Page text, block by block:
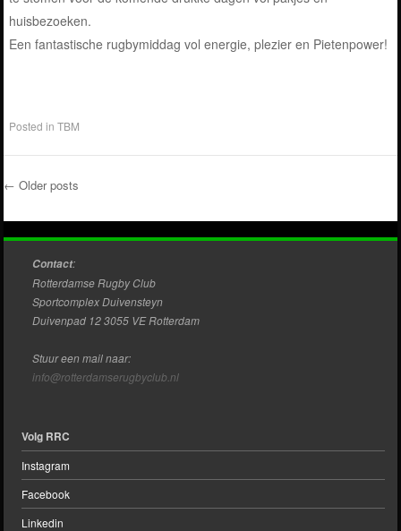
huisbezoeken.
Een fantastische rugbymiddag vol energie, plezier en Pietenpower!
Posted inTBM
Post navigation
← Older posts
Contact:
Rotterdamse Rugby Club
Sportcomplex Duivensteyn
Duivenpad 12 3055 VE Rotterdam
Stuur een mail naar:
info@rotterdamserugbyclub.nl
Volg RRC
Instagram
Facebook
Linkedin